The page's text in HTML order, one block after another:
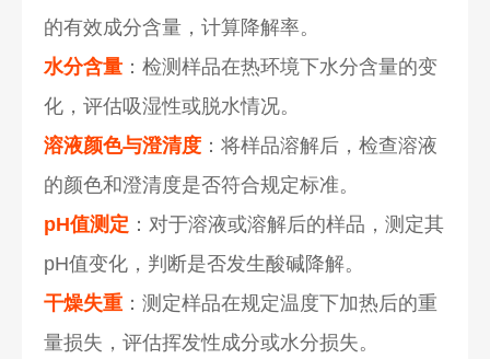
的有效成分含量，计算降解率。
水分含量 ：检测样品在热环境下水分含量的变
化，评估吸湿性或脱水情况。
溶液颜色与澄清度 ：将样品溶解后，检查溶液
的颜色和澄清度是否符合规定标准。
pH值测定 ：对于溶液或溶解后的样品，测定其
pH值变化，判断是否发生酸碱降解。
干燥失重 ：测定样品在规定温度下加热后的重
量损失，评估挥发性成分或水分损失。